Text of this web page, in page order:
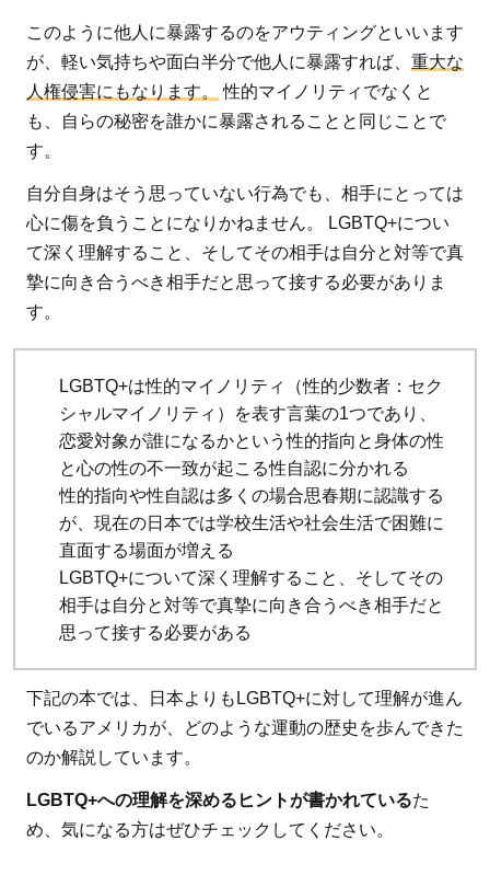
LGBTQ
を支援
するお
すすめ
団体3
選
4.1
認定特
定非営
法人
ReBit：
LGBTQ
もあり
のまま
で未来
を選べ
る社会
を目指
して
4.2
公益
社団
法人
アム
テ
ィ・
このように他人に暴露するのをアウティングといいます
が、軽い気持ちや面白半分で他人に暴露すれば、 重大な
人権侵害にもなります。
性的マイノリティでなくと
も、自らの秘密を誰かに暴露されることと同じことで
す。
自分自身はそう思っていない行為でも、相手にとっては
心に傷を負うことになりかねません。 LGBTQ+につい
て深く理解すること、そしてその相手は自分と対等で真
摯に向き合うべき相手だと思って接する必要がありま
す。
LGBTQ+は性的マイノリティ（性的少数者：セク
シャルマイノリティ）を表す言葉の1つであり、
恋愛対象が誰になるかという性的指向と身体の性
と心の性の不一致が起こる性自認に分かれる
性的指向や性自認は多くの場合思春期に認識する
が、現在の日本では学校生活や社会生活で困難に
直面する場面が増える
LGBTQ+について深く理解すること、そしてその
相手は自分と対等で真摯に向き合うべき相手だと
思って接する必要がある
下記の本では、日本よりもLGBTQ+に対して理解が進ん
でいるアメリカが、どのような運動の歴史を歩んできた
のか解説しています。
LGBTQ+への理解を深めるヒントが書かれているた
め、気になる方はぜひチェックしてください。